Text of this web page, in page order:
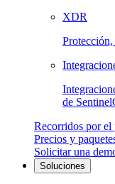
XDR
Protección,
de
Recorridos por el
Precios y
Solicitar una
Soluciones